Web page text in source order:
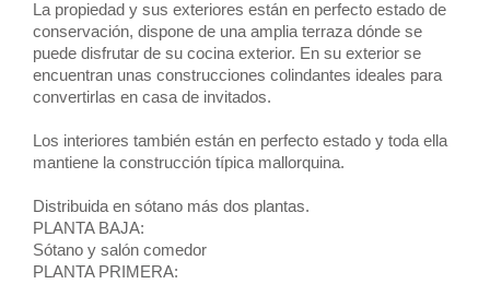
La propiedad y sus exteriores están en perfecto estado de
conservación, dispone de una amplia terraza dónde se
puede disfrutar de su cocina exterior. En su exterior se
encuentran unas construcciones colindantes ideales para
convertirlas en casa de invitados.
Los interiores también están en perfecto estado y toda ella
mantiene la construcción típica mallorquina.
Distribuida en sótano más dos plantas.
PLANTA BAJA:
Sótano y salón comedor
PLANTA PRIMERA: